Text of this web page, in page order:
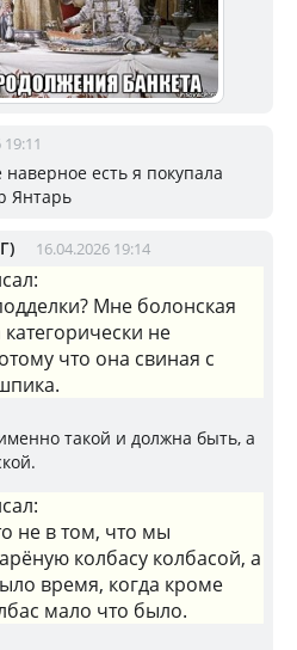
есть я покупала
Янтарь
16.04.2026 19:14
Мне болонская
не
что она свиная с
такой и должна быть, а
не в том, что мы
колбасу колбасой, а
время, когда кроме
мало что было.